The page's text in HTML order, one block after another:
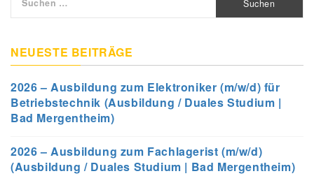
nach:
NEUESTE BEITRÄGE
2026 – Ausbildung zum Elektroniker (m/w/d) für
Betriebstechnik (Ausbildung / Duales Studium |
Bad Mergentheim)
2026 – Ausbildung zum Fachlagerist (m/w/d)
(Ausbildung / Duales Studium | Bad Mergentheim)